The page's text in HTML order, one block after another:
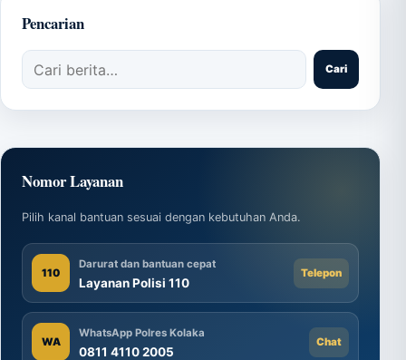
Pencarian
Cari artikel Cari
Nomor Layanan
Pilih kanal bantuan sesuai dengan kebutuhan Anda.
110
Darurat dan bantuan cepat
Layanan Polisi 110
Telepon
WA
WhatsApp Polres Kolaka
0811 4110 2005
Chat